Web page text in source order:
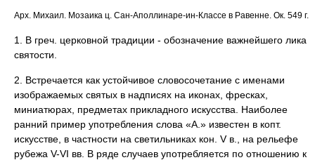
Арх. Михаил. Мозаика ц. Сан-Аполлинаре-ин-Классе в Равенне. Ок. 549 г.
1. В греч. церковной традиции - обозначение важнейшего лика
святости.
2. Встречается как устойчивое словосочетание с именами
изображаемых святых в надписях на иконах, фресках,
миниатюрах, предметах прикладного искусства. Наиболее
ранний пример употребления слова «А.» известен в копт.
искусстве, в частности на светильниках кон. V в., на рельефе
рубежа V-VI вв. В ряде случаев употребляется по отношению к